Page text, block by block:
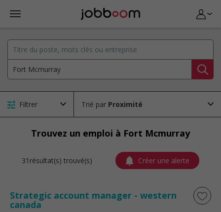
Filtrer Trié par
Trouvez un emploi à Fort Mcmurray
31résultat(s) trouvé(s) Créer une alerte
Strategic account manager - western
canada